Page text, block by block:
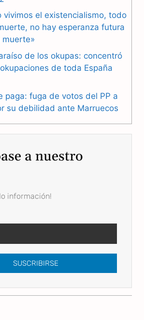
r
a
m
A
p
p
vivimos el existencialismo, todo
no hay esperanza futura
de los okupas: concentró
de toda España
paga: fuga de votos del PP a
su debilidad ante Marruecos
a nuestro
información!
SUSCRIBIRSE